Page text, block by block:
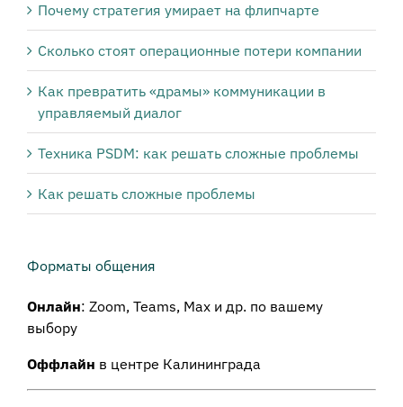
Почему стратегия умирает на флипчарте
Сколько стоят операционные потери компании
Как превратить «драмы» коммуникации в
управляемый диалог
Техника PSDM: как решать сложные проблемы
Как решать сложные проблемы
Форматы общения
Онлайн: Zoom, Teams, Max и др. по вашему
выбору
Оффлайн в центре Калининграда